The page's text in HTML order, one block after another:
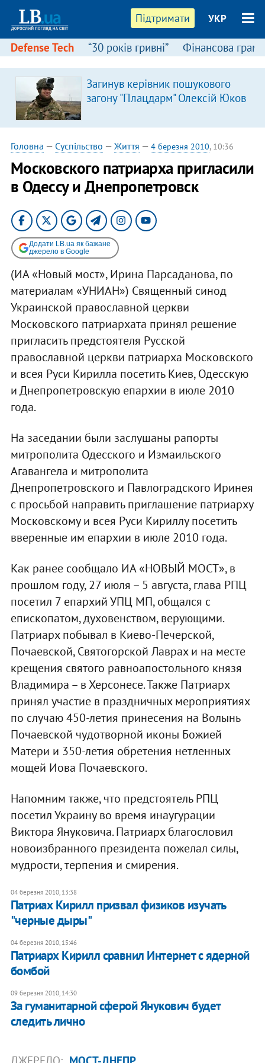
Підтримати УКР
Defense Tech “30 років гривні” Фінансова
Загинув керівник пошукового
загону "Плацдарм" Олексій Юков
Головна — Суспільство — Життя — 4 березня 2010, 10:36
Московского патриарха пригласили
в Одессу и Днепропетровск
Додати LB.ua як бажане
джерело в Google
(ИА «Новый мост», Ирина Парсаданова, по
материалам «УНИАН») Священный синод
Украинской православной церкви
Московского патриархата принял решение
пригласить предстоятеля Русской
православной церкви патриарха Московского
и всея Руси Кирилла посетить Киев, Одесскую
и Днепропетровскую епархии в июле 2010
года.
На заседании были заслушаны рапорты
митрополита Одесского и Измаильского
Агавангела и митрополита
Днепропетровского и Павлоградского Иринея
с просьбой направить приглашение патриарху
Московскому и всея Руси Кириллу посетить
вверенные им епархии в июле 2010 года.
Как ранее сообщало ИА «НОВЫЙ МОСТ», в
прошлом году, 27 июля – 5 августа, глава РПЦ
посетил 7 епархий УПЦ МП, общался с
епископатом, духовенством, верующими.
Патриарх побывал в Киево-Печерской,
Почаевской, Святогорской Лаврах и на месте
крещения святого равноапостольного князя
Владимира – в Херсонесе. Также Патриарх
принял участие в праздничных мероприятиях
по случаю 450-летия принесения на Волынь
Почаевской чудотворной иконы Божией
Матери и 350-летия обретения нетленных
мощей Иова Почаевского.
Напомним также, что предстоятель РПЦ
посетил Украину во время инаугурации
Виктора Януковича. Патриарх благословил
новоизбранного президента пожелал силы,
мудрости, терпения и смирения.
04 березня 2010, 13:38
Патриах Кирилл призвал физиков изучать
"черные дыры"
04 березня 2010, 15:46
Патриарх Кирилл сравнил Интернет с ядерной
бомбой
09 березня 2010, 14:30
За гуманитарной сферой Янукович будет
следить лично